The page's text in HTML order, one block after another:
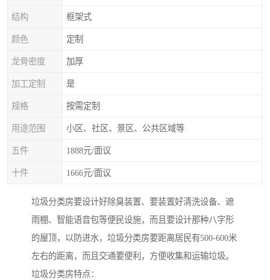
结构 框架式
颜色 定制
龙骨密度 加厚
加工定制 是
规格 按需定制
用途范围 小区、社区、景区、公共区域等
五件 1888元/面议
十件 1666元/面议
垃圾分类房要设计好除臭装置、要装置好清洗设备、遮
雨棚、智能语音包等便民设施，而且要设计那种八字形
的屋顶，以防进水，垃圾分类房要距离居民有500-600米
左右的距离，而且交通要便利，方便收集和运输垃圾。
垃圾分类房特点：